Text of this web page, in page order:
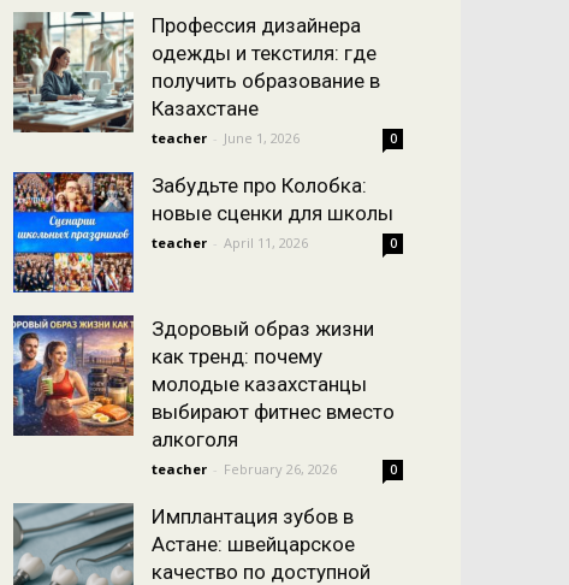
Профессия дизайнера
одежды и текстиля: где
получить образование в
Казахстане
teacher - June 1, 2026 0
Забудьте про Колобка:
новые сценки для школы
teacher - April 11, 2026 0
Здоровый образ жизни
как тренд: почему
молодые казахстанцы
выбирают фитнес вместо
алкоголя
teacher - February 26, 2026 0
Имплантация зубов в
Астане: швейцарское
качество по доступной